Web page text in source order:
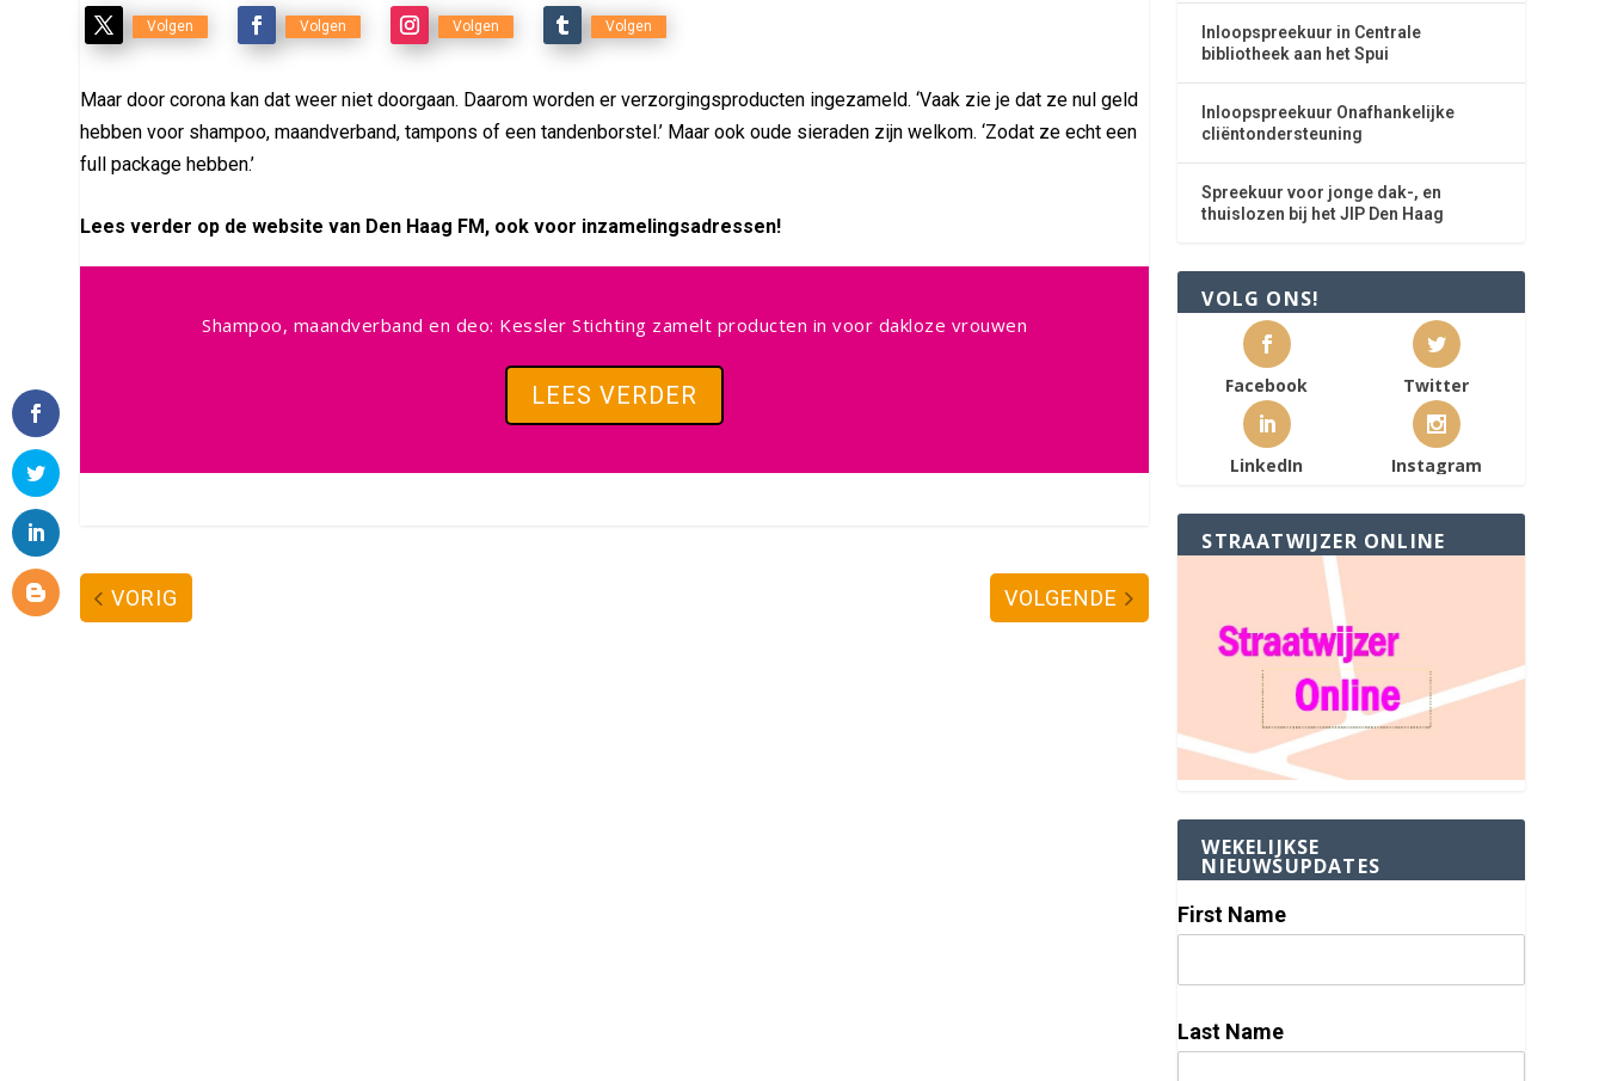
Volgen Volgen Volgen Volgen
Maar door corona kan dat weer niet doorgaan. Daarom worden er verzorgingsproducten ingezameld. ‘Vaak zie je dat ze nul geld
hebben voor shampoo, maandverband, tampons of een tandenborstel.’ Maar ook oude sieraden zijn welkom. ‘Zodat ze echt een
full package hebben.’
Lees verder op de website van Den Haag FM, ook voor inzamelingsadressen!
Shampoo, maandverband en deo: Kessler Stichting zamelt producten in voor dakloze vrouwen
LEES VERDER
VORIG VOLGENDE
Inloopspreekuur in Centrale
bibliotheek aan het Spui
Inloopspreekuur Onafhankelijke
cliëntondersteuning
Spreekuur voor jonge dak-, en
thuislozen bij het JIP Den Haag
VOLG ONS!
Facebook Twitter
LinkedIn Instagram
STRAATWIJZER ONLINE
WEKELIJKSE
NIEUWSUPDATES
First Name
Last Name